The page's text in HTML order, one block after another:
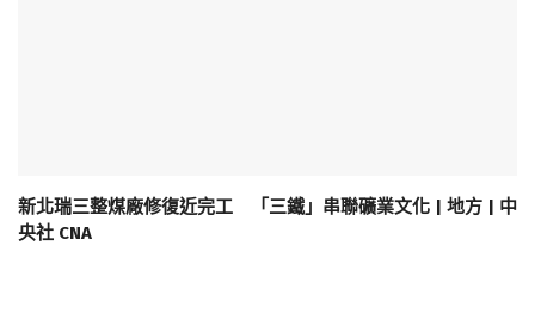
新北瑞三整煤廠修復近完工 「三鐵」串聯礦業文化 | 地方 | 中
央社 CNA